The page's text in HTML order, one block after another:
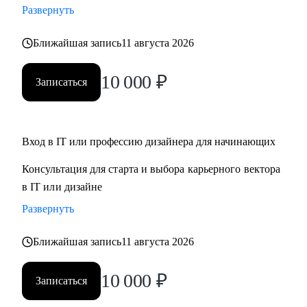
• Для дизайнеров, UI, UX, продуктовых дизайнеров
• Тем, кто хочет стать дизайнером в IT
• Тем, кто хочет войти в IT и начать строить карьеру с нуля,
но не знает с чего начать
Обращайся ко мне, если нужна помощь с
определением куда и как расти
Развернуть
Ближайшая запись11 августа 2026
Записаться 10 000 ₽
Вход в IT или профессию дизайнера для начинающих
Консультация для старта и выбора карьерного вектора
в IT или дизайне
Развернуть
Ближайшая запись11 августа 2026
Записаться 10 000 ₽